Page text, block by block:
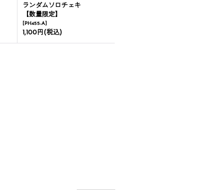
ランダムソロチェキ
【数量限定】
[PH455-A]
1,100円 (税込)